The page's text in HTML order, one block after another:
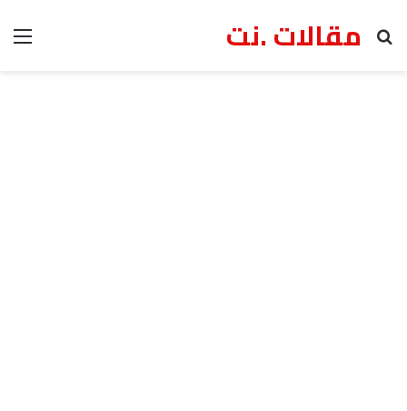
مقالات .نت
بحث عن